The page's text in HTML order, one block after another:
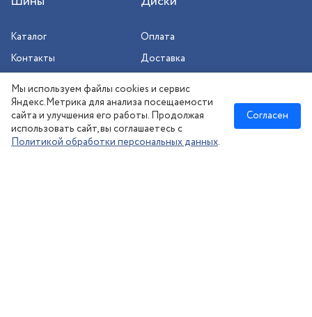
Каталог
Контакты
Оплата
Доставка
Сезонное хранение
Новосибирск:
Мы используем файлы cookies и сервис
Яндекс.Метрика для анализа посещаемости
сайта и улучшения его работы. Продолжая
использовать сайт, вы соглашаетесь с
Политикой обработки персональных данных.
Согласен